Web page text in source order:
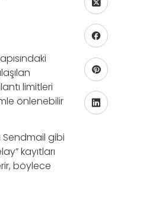
limitleri
önlenebilir
Sendmail gibi
kayıtları
böylece